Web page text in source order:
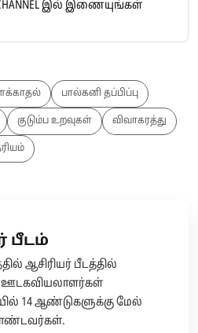
CHANNEL இல் இணையுங்கள்
பால்கனி தப்பிப்பு
குடும்ப உறவுகள் விவாகரத்து
பீடம்
ஆசிரியர் பீடத்தில்
ஊடகவியலாளர்கள்
14 ஆண்டுகளுக்கு மேல்